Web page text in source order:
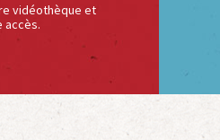
vidéothèque et
accès.